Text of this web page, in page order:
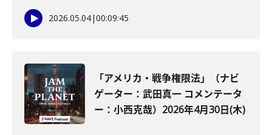
2026.05.04|00:09:45
「アメリカ・戦争権限法」（ナビ
ゲーター：武田真一 コメンテータ
ー：小西克哉）2026年4月30日(木)